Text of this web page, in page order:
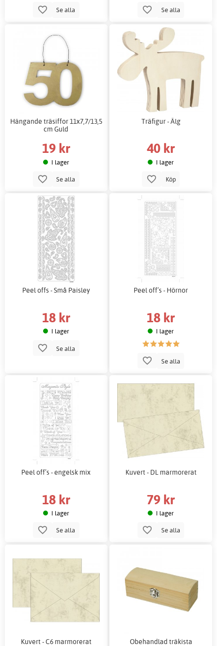
Se alla Se alla
Hängande träsiffor 11x7,7/13,5
cm Guld
19 kr
I lager
Se alla
Träfigur - Älg
40 kr
I lager
Köp
Peel offs - Små Paisley
18 kr
I lager
Se alla
Peel off’s - Hörnor
18 kr
I lager
Se alla
Peel off’s - engelsk mix
18 kr
I lager
Se alla
Kuvert - DL marmorerat
79 kr
I lager
Se alla
Kuvert - C6 marmorerat Obehandlad träkista